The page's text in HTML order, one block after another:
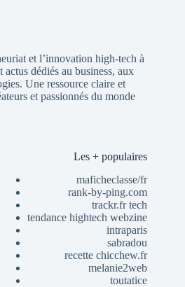
et l’innovation high-tech à
actus dédiés au business, aux
Une ressource claire et
et passionnés du monde
Les + populaires
maficheclasse/fr
rank-by-ping.com
trackr.fr tech
tendance hightech webzine
intraparis
sabradou
recette chicchew.fr
melanie2web
toutatice